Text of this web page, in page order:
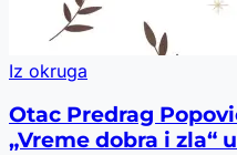
Iz okruga
Otac Predrag
„Vreme dobra i zla“